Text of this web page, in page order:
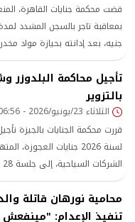
قضت محكمة جنايات القاهرة،
جنيه، بعد إدانته بحيازة مواد
تحت تأثيرها، والتسبب خطأ في
بالطريق الدائري بمنطقة البساتين.
تأجيل محاكمة البلدوزر
بالتزوير
الثلاثاء 23/يونيو/2026 - 06:56 م
لسنة 2026 جنايات
حبس المتهمين على ذمة القضية
محامية نورهان قاتلة
تنفيذ الإعدام: